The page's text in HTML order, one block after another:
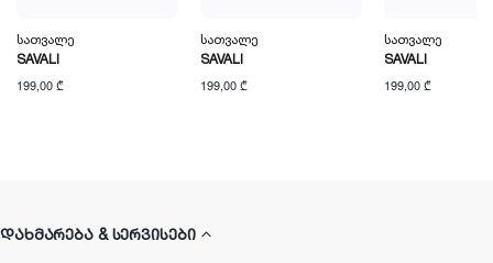
Სათვალე
SAVALI
199,00 ₾
Სათვალე
SAVALI
199,00 ₾
Სათვალე
SAVALI
199,00 ₾
ᲓᲐᲮᲛᲐᲠᲔᲑᲐ & ᲡᲔᲠᲕᲘᲡᲔᲑᲘ